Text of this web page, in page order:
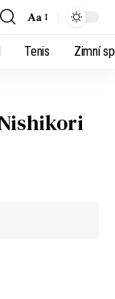
Aa
Tenis Zimní